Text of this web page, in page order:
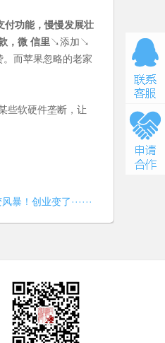
付功能，慢慢发展壮
，微 信里↘添加↘
而苹果忽略的老家
些软硬件垄断，让
暴！创业变了······